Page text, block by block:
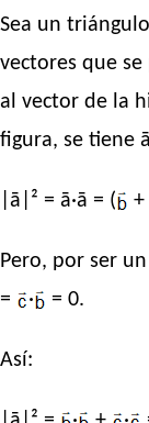
Sea un
vectores que
al vector de la
figura, se tiene
|ā|² = ā·ā = ( +
Pero, por ser
=
· = 0.
Así: